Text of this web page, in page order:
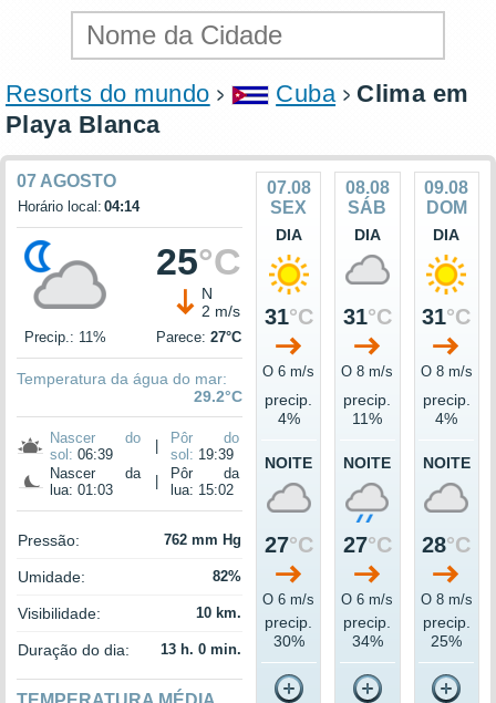
Resorts do mundo Cuba
Clima em
Playa Blanca
07 AGOSTO
Horário local: 04:14
25°C
N
2 m/s
Precip.: 11% Parece: 27°C
Temperatura da água do mar:
29.2°C
Nascer do
sol: 06:39
Pôr do
sol: 19:39
Nascer da
lua: 01:03
Pôr da
lua: 15:02
Pressão: 762 mm Hg
Umidade: 82%
Visibilidade: 10 km.
Duração do dia: 13 h. 0 min.
07.08
SEX
DIA
31°C
O 6 m/s
precip.
4%
NOITE
27°C
O 6 m/s
precip.
30%
08.08
SÁB
DIA
31°C
O 8 m/s
precip.
11%
NOITE
27°C
O 6 m/s
precip.
34%
09.08
DOM
DIA
31°C
O 8 m/s
precip.
4%
NOITE
28°C
O 8 m/s
precip.
25%